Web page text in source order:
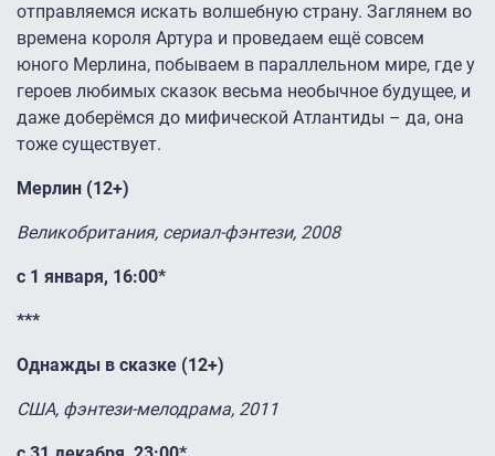
отправляемся искать волшебную страну. Заглянем во
времена короля Артура и проведаем ещё совсем
юного Мерлина, побываем в параллельном мире, где у
героев любимых сказок весьма необычное будущее, и
даже доберёмся до мифической Атлантиды – да, она
тоже существует.
Мерлин (12+)
Великобритания, сериал-фэнтези, 2008
с 1 января, 16:00*
***
Однажды в сказке (12+)
США, фэнтези-мелодрама, 2011